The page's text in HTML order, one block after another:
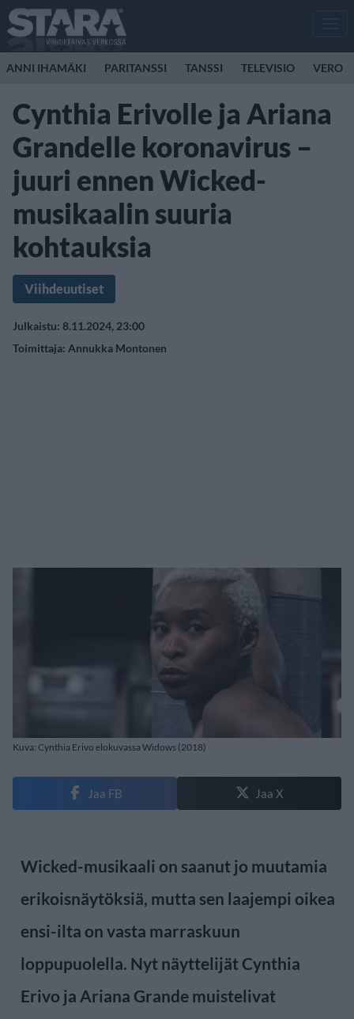
ANNI IHAMÄKI PARITANSSI TANSSI TELEVISIO VERO
Cynthia Erivolle ja Ariana
Grandelle koronavirus –
juuri ennen Wicked-
musikaalin suuria
kohtauksia
Viihdeuutiset
Julkaistu: 8.11.2024, 23:00
Toimittaja: Annukka Montonen
Kuva: Cynthia Erivo elokuvassa Widows (2018)
Jaa FB Jaa X
Wicked-musikaali on saanut jo muutamia
erikoisnäytöksiä, mutta sen laajempi oikea
ensi-ilta on vasta marraskuun
loppupuolella. Nyt näyttelijät Cynthia
Erivo ja Ariana Grande muistelivat